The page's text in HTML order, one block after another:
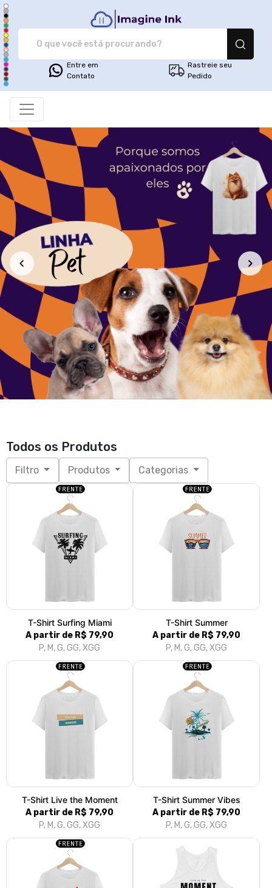
Imagine Ink -
Entre em
Contato
Rastreie seu
Pedido
Todos os Produtos
Produtos Categorias
T-Shirt Surfing Miami
A partir de R$ 79,90
P, M, G, GG, XGG
T-Shirt Summer
A partir de R$ 79,90
P, M, G, GG, XGG
T-Shirt Live the Moment
A partir de R$ 79,90
P, M, G, GG, XGG
T-Shirt Summer Vibes
A partir de R$ 79,90
P, M, G, GG, XGG
Summer/Sun/Sand/Paradise
A partir de R$ 79,90
Regata Masculina Live in The
Moment, Be Happy
A partir de R$ 79,90
P, M, G, GG, XGG